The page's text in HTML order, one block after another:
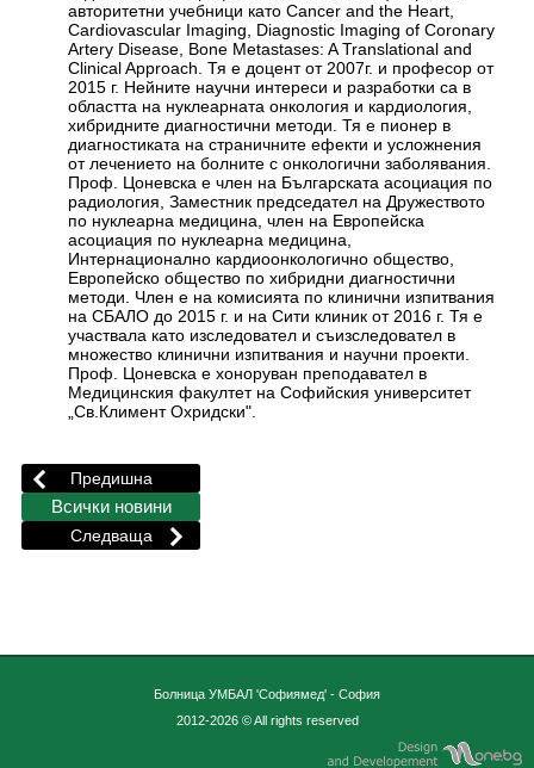
авторитетни учебници като Cancer and the Heart,
Cardiovascular Imaging, Diagnostic Imaging of Coronary
Artery Disease, Bone Metastases: A Translational and
Clinical Approach. Тя е доцент от 2007г. и професор от
2015 г. Нейните научни интереси и разработки са в
областта на нуклеарната онкология и кардиология,
хибридните диагностични методи. Тя е пионер в
диагностиката на страничните ефекти и усложнения
от лечението на болните с онкологични заболявания.
Проф. Цоневска е член на Българската асоциация по
радиология, Заместник председател на Дружеството
по нуклеарна медицина, член на Европейска
асоциация по нуклеарна медицина,
Интернационално кардиоонкологично общество,
Европейско общество по хибридни диагностични
методи. Член е на комисията по клинични изпитвания
на СБАЛО до 2015 г. и на Сити клиник от 2016 г. Тя е
участвала като изследовател и съизследовател в
множество клинични изпитвания и научни проекти.
Проф. Цоневска е хоноруван преподавател в
Медицинския факултет на Софийския университет
„Св.Климент Охридски".
Болница УМБАЛ 'Софиямед' - София
2012-2026 © All rights reserved